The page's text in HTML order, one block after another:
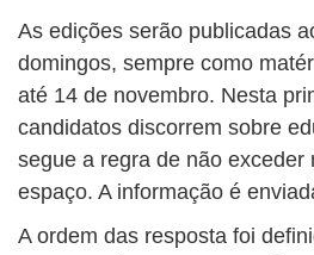
As edições serão publicadas
domingos, sempre como
até 14 de novembro. Nesta
candidatos discorrem sobre
segue a regra de não exceder
espaço. A informação é
A ordem das resposta foi